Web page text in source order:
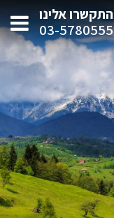
התקשרו אלינו
03-5780555